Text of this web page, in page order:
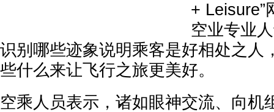
+ Leisure”
空业专业
识别哪些迹象说明乘客是好相处之人
些什么来让飞行之旅更美好。
空乘人员表示，诸如眼神交流、向机